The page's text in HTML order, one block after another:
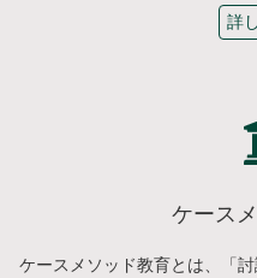
詳
ケース
ケースメソッド教育とは、「